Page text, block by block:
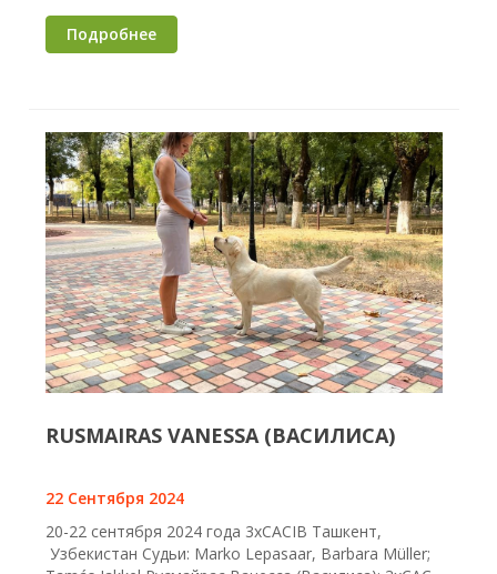
Подробнее
RUSMAIRAS VANESSA (ВАСИЛИСА)
22 Сентября 2024
20-22 сентября 2024 года 3хCACIB Ташкент,
Узбекистан Судьи: Marko Lepasaar, Barbara Müller;